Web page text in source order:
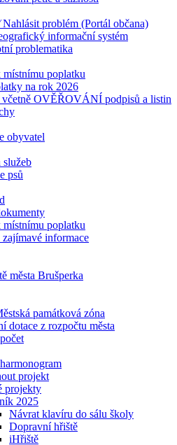
Nahlásit problém (Portál občana)
informační systém
problematika
místnímu poplatku
na rok 2026
OVĚŘOVÁNÍ podpisů a listin
obyvatel
služeb
psů
místnímu poplatku
informace
města Brušperka
památková zóna
dotace z rozpočtu města
projekt
projekty
2025
Návrat klavíru do sálu školy
Dopravní hřiště
iHřiště